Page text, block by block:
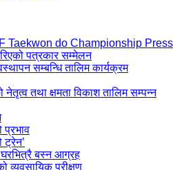
Taekwon do Championship
पत्रकार सम्मेलन
सम्बन्धि तालिम कार्यक्रम
तथा क्षमता विकाश तालिम सम्पन्न
प्रभाव
ट्रेन’
बस्न आग्रह
व्यवसायिक परीक्षण